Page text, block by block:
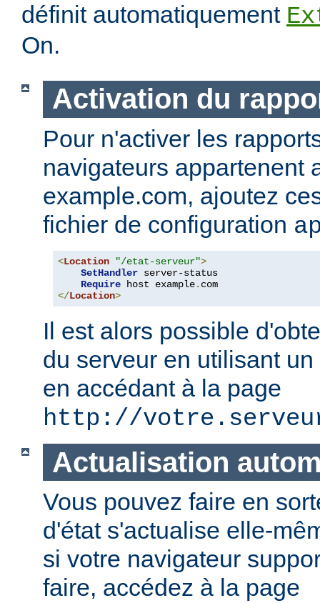
définit automatiquement
On.
Activation du
Pour n'activer les
navigateurs appartenent
example.com, ajoutez
fichier de configuration
<Location "/etat-serveur">
SetHandler server-status
Require host example.
</Location>
Il est alors possible
du serveur en utilisant
en accédant à la page
http://
Actualisation
Vous pouvez faire en
d'état s'actualise elle-
si votre navigateur
faire, accédez à la page